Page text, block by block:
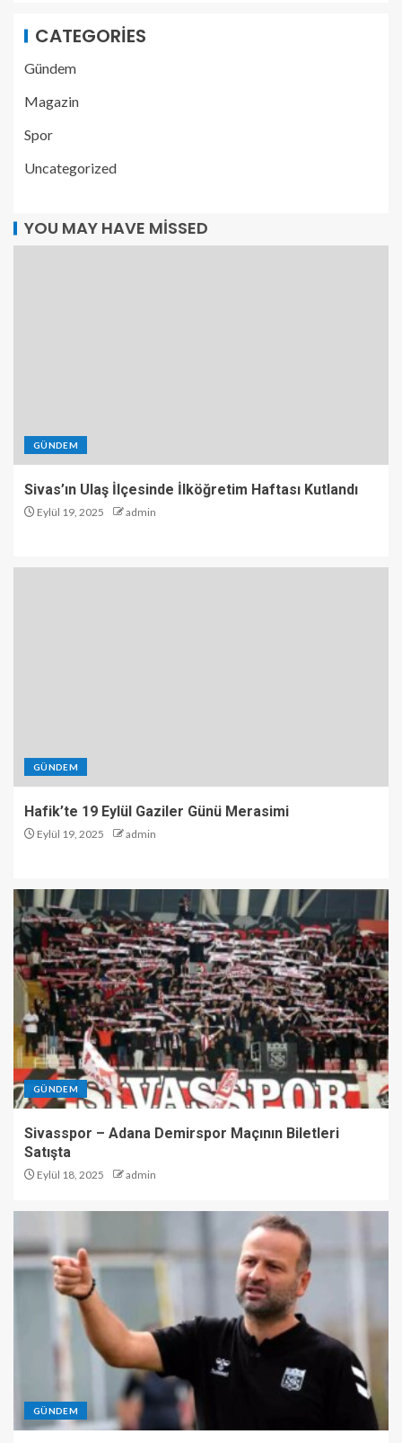
CATEGORIES
Gündem
Magazin
Spor
Uncategorized
YOU MAY HAVE MISSED
GÜNDEM
Sivas’ın Ulaş İlçesinde İlköğretim Haftası Kutlandı
Eylül 19, 2025 admin
GÜNDEM
Hafik’te 19 Eylül Gaziler Günü Merasimi
Eylül 19, 2025 admin
GÜNDEM
Sivasspor – Adana Demirspor Maçının Biletleri
Satışta
Eylül 18, 2025 admin
GÜNDEM